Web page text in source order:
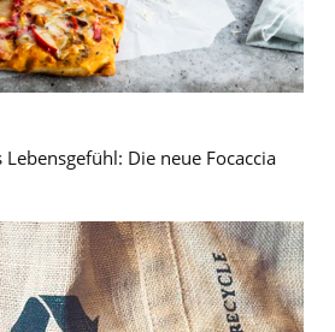
Die neue Focaccia